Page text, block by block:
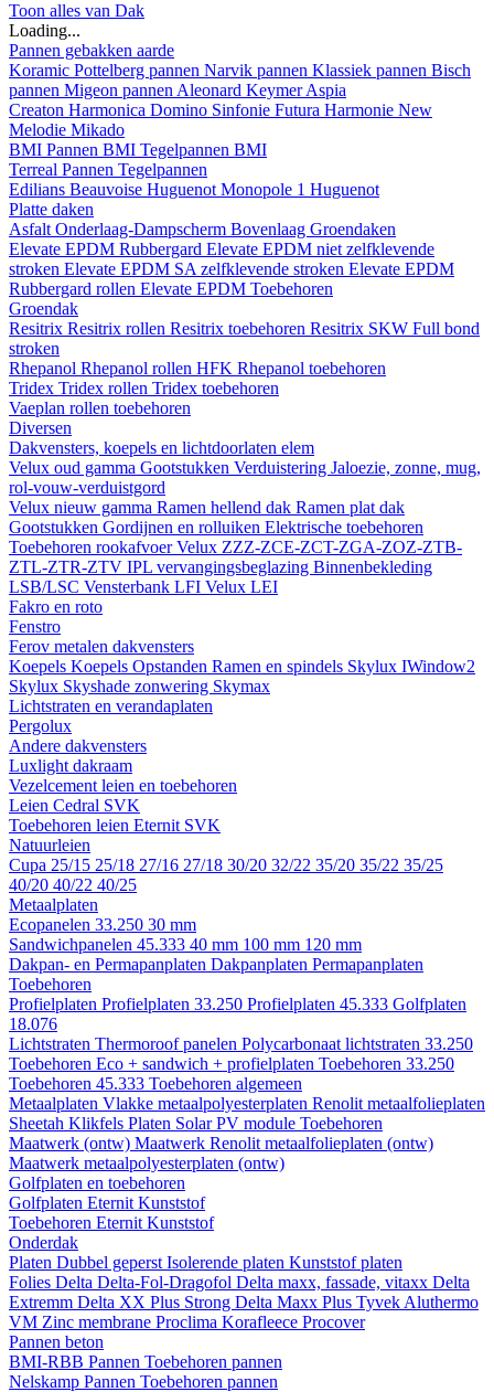
Toon alles van Dak
Loading...
Pannen gebakken aarde
Koramic Pottelberg pannen Narvik pannen Klassiek pannen Bisch
pannen Migeon pannen Aleonard KeymerAspia
Creaton Harmonica Domino Sinfonie Futura Harmonie New
Melodie Mikado
BMI Pannen BMI Tegelpannen BMI
Terreal Pannen Tegelpannen
Edilians Beauvoise Huguenot Monopole 1 Huguenot
Platte daken
Asfalt Onderlaag-Dampscherm Bovenlaag Groendaken
Elevate EPDM Rubbergard Elevate EPDM niet zelfklevende
stroken Elevate EPDM SA zelfklevende stroken Elevate EPDM
Rubbergard rollen Elevate EPDM Toebehoren
Groendak
Resitrix Resitrix rollen Resitrix toebehoren Resitrix SKW Full bond
stroken
Rhepanol Rhepanol rollen HFK Rhepanol toebehoren
Tridex Tridex rollen Tridex toebehoren
Vaeplan rollen toebehoren
Diversen
Dakvensters, koepels en lichtdoorlaten elem
Velux oud gamma Gootstukken Verduistering Jaloezie, zonne, mug,
rol-vouw-verduistgord
Velux nieuw gamma Ramen hellend dak Ramen plat dak
Gootstukken Gordijnen en rolluiken Elektrische toebehoren
Toebehoren rookafvoerVelux ZZZ-ZCE-ZCT-ZGA-ZOZ-ZTB-
ZTL-ZTR-ZTV IPL vervangingsbeglazing Binnenbekleding
LSB/LSC Vensterbank LFI Velux LEI
Fakro en roto
Fenstro
Ferov metalen dakvensters
Koepels Koepels Opstanden Ramen en spindels Skylux IWindow2
Skylux Skyshade zonwering Skymax
Lichtstraten en verandaplaten
Pergolux
Andere dakvensters
Luxlight dakraam
Vezelcement leien en toebehoren
Leien Cedral SVK
Toebehoren leien Eternit SVK
Natuurleien
Cupa 25/15 25/18 27/16 27/18 30/20 32/22 35/20 35/22 35/25
40/20 40/22 40/25
Metaalplaten
Ecopanelen 33.250 30 mm
Sandwichpanelen 45.333 40 mm 100 mm 120 mm
Dakpan- en Permapanplaten Dakpanplaten Permapanplaten
Toebehoren
Profielplaten Profielplaten 33.250 Profielplaten 45.333 Golfplaten
18.076
Lichtstraten Thermoroof panelen Polycarbonaat lichtstraten 33.250
Toebehoren Eco + sandwich + profielplaten Toebehoren 33.250
Toebehoren 45.333 Toebehoren algemeen
Metaalplaten Vlakke metaalpolyesterplaten Renolit metaalfolieplaten
Sheetah Klikfels Platen Solar PV module Toebehoren
Maatwerk (ontw) Maatwerk Renolit metaalfolieplaten (ontw)
Maatwerk metaalpolyesterplaten (ontw)
Golfplaten en toebehoren
Golfplaten Eternit Kunststof
Toebehoren Eternit Kunststof
Onderdak
Platen Dubbel geperst Isolerende platen Kunststof platen
Folies Delta Delta-Fol-Dragofol Delta maxx, fassade, vitaxx Delta
Extremm Delta XX Plus Strong Delta Maxx Plus Tyvek Aluthermo
VM Zinc membrane Proclima Korafleece Procover
Pannen beton
BMI-RBB Pannen Toebehoren pannen
Nelskamp Pannen Toebehoren pannen